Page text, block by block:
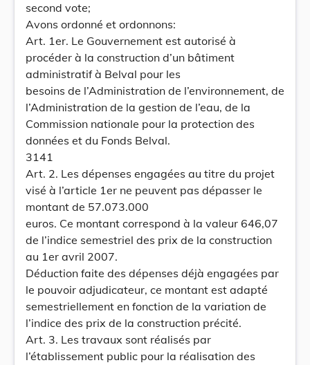
second vote;
Avons ordonné et ordonnons:
Art. 1er. Le Gouvernement est autorisé à
procéder à la construction d’un bâtiment
administratif à Belval pour les
besoins de l’Administration de l’environnement, de
l’Administration de la gestion de l’eau, de la
Commission nationale pour la protection des
données et du Fonds Belval.
3141
Art. 2. Les dépenses engagées au titre du projet
visé à l’article 1er ne peuvent pas dépasser le
montant de 57.073.000
euros. Ce montant correspond à la valeur 646,07
de l’indice semestriel des prix de la construction
au 1er avril 2007.
Déduction faite des dépenses déjà engagées par
le pouvoir adjudicateur, ce montant est adapté
semestriellement en fonction de la variation de
l’indice des prix de la construction précité.
Art. 3. Les travaux sont réalisés par
l’établissement public pour la réalisation des